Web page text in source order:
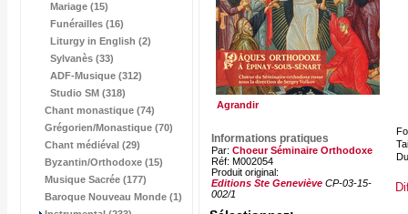
Mariage (15)
Funérailles (16)
Liturgy in English (2)
Sylvanès (33)
ADF-Musique (312)
Studio SM (318)
Chant monastique (74)
Grégorien/Monastique (70)
Chant médiéval (29)
Byzantin/Orthodoxe (15)
Musique Sacrée (177)
Baroque Nouveau Monde (1)
Agrandir
Informations pratiques
Par: Choeur Séminaire Orthodoxe
Réf: M002054
Produit original:
Editions Ste Geneviève CP-03-15-
002/1